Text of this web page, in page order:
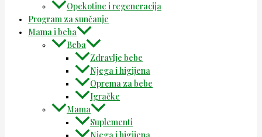
Opekotine i regeneracija
Program za sunčanje
Mama i beba
Beba
Zdravlje bebe
Njega i higijena
Oprema za bebe
Igračke
Mama
Suplementi